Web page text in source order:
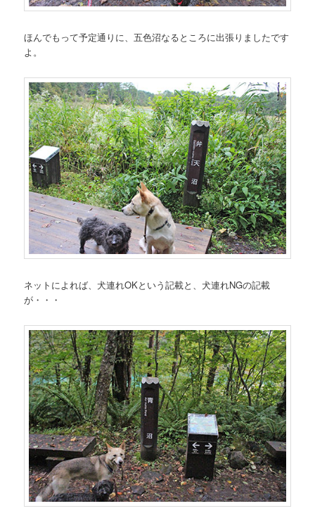
ほんでもって予定通りに、五色沼なるところに出張りましたです
よ。
ネットによれば、犬連れOKという記載と、犬連れNGの記載
が・・・